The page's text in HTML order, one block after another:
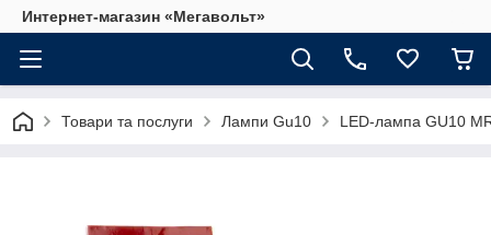
Интернет-магазин «Мегавольт»
Товари та послуги Лампи Gu10 LED-лампа GU10